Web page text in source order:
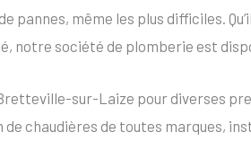
même les plus difficiles. Qu’il
notre société de plomberie est
sur-Laize pour diverses
chaudières de toutes marques,